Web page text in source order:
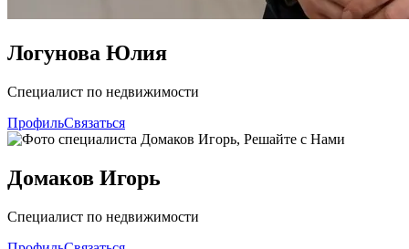
Логунова Юлия
Специалист по недвижимости
ПрофильСвязаться
Домаков Игорь
Специалист по недвижимости